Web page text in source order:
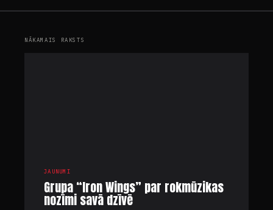
NĀKAMAIS RAKSTS
JAUNUMI
Grupa “Iron Wings” par rokmūzikas
nozīmi savā dzīvē